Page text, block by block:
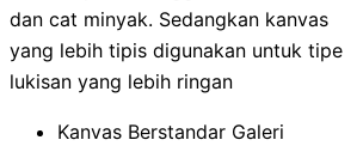
dan cat minyak. Sedangkan kanvas
yang lebih tipis digunakan untuk tipe
lukisan yang lebih ringan
Kanvas Berstandar Galeri